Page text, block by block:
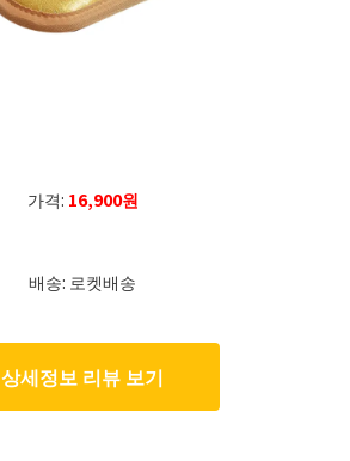
가격: 16,900원
배송: 로켓배송
상세정보 리뷰 보기